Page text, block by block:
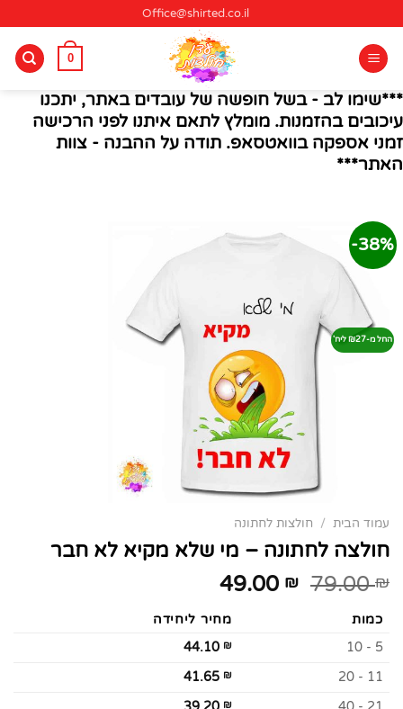
to
content
Office@shirted.co.il
0
***שימו לב - בשל חופשה של עובדים באתר, יתכנו
עיכובים בהזמנות. מומלץ לתאם איתנו לפני הרכישה
זמני אספקה בוואטסאפ. תודה על ההבנה - צוות
האתר***
38%-
החל מ-₪27 ליח'
עמוד הבית / חולצות לחתונה
חולצה לחתונה – מי שלא מקיא לא חבר
79.00₪
49.00 ₪
כמות
מחיר ליחידה
5 - 10
44.10 ₪
11 - 20
41.65 ₪
₪